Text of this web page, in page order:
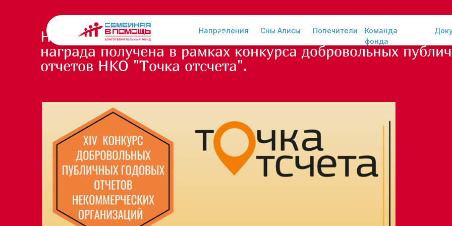
Направления Сны Алисы Попечители
Команда
фонда
Нашему отчету присвоен Золотой стандарт годового
награда получена в рамках конкурса добровольных
отчетов НКО "Точка отсчета".